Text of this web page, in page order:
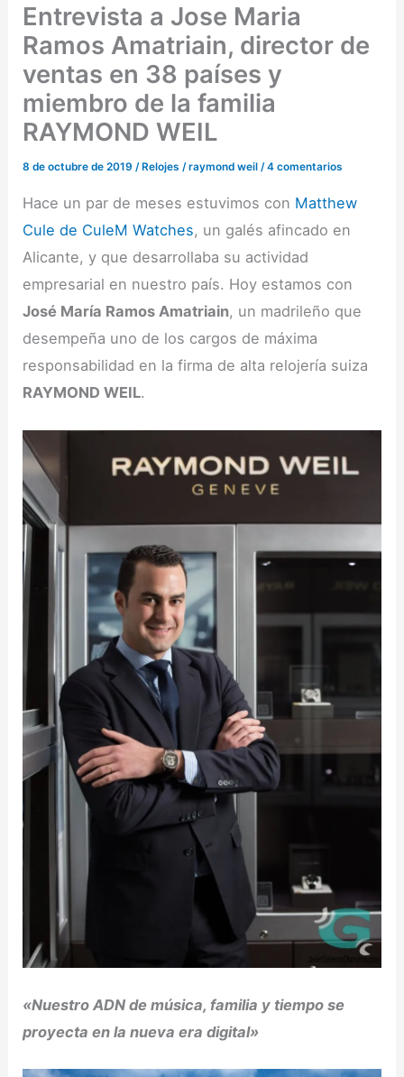
Entrevista a Jose Maria
Ramos Amatriain, director de
ventas en 38 países y
miembro de la familia
RAYMOND WEIL
8 de octubre de 2019/ Relojes /raymond weil /4 comentarios
Hace un par de meses estuvimos con Matthew
Cule de CuleM Watches, un galés afincado en
Alicante, y que desarrollaba su actividad
empresarial en nuestro país. Hoy estamos con
José María Ramos Amatriain, un madrileño que
desempeña uno de los cargos de máxima
responsabilidad en la firma de alta relojería suiza
RAYMOND WEIL.
«Nuestro ADN de música, familia y tiempo se
proyecta en la nueva era digital»